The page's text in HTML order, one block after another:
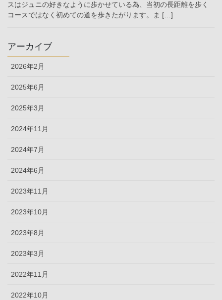
スはジュニの好きなように歩かせている為、当初の長距離を歩く
コースではなく初めての道を歩きたがります。ま […]
アーカイブ
2026年2月
2025年6月
2025年3月
2024年11月
2024年7月
2024年6月
2023年11月
2023年10月
2023年8月
2023年3月
2022年11月
2022年10月